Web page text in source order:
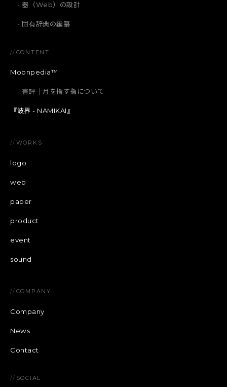
器（Web）の設計
固有辞典の編纂
// CONTENT
Moonpedia™
書評｜月を指す指について
『波界 - NAMIKAI』
// WORKS
logo
web
paper
product
event
sound
// COMPANY
Company
News
Contact
// SOCIAL